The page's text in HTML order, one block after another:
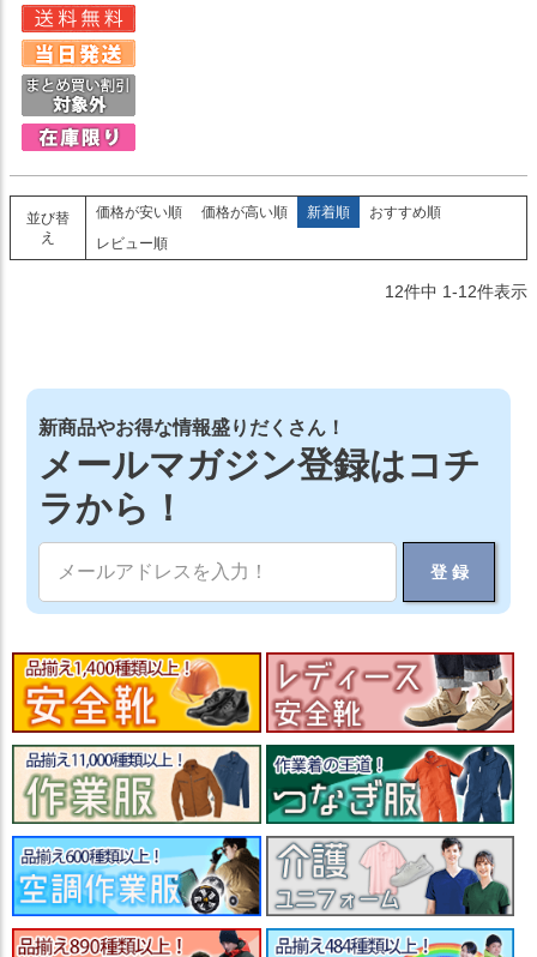
並び替
え
価格が安い順 価格が高い順 新着順
おすすめ順
レビュー順
12件中 1-12件表示
新商品やお得な情報盛りだくさん！
メールマガジン登録はコチ
ラから！